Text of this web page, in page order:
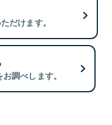
だけます。
調べします。